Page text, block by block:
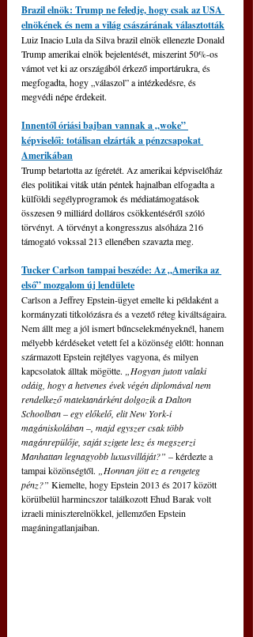
Brazil elnök: Trump ne feledje, hogy csak az USA
elnökének és nem a világ császárának választották
Luiz Inacio Lula da Silva brazil elnök ellenezte Donald
Trump amerikai elnök bejelentését, miszerint 50%-os
vámot vet ki az országából érkező importárukra, és
megfogadta, hogy „válaszol” a intézkedésre, és
megvédi népe érdekeit.
Innentől óriási bajban vannak a „woke”
képviselői: totálisan elzárták a pénzcsapokat
Amerikában
Trump betartotta az ígéretét. Az amerikai képviselőház
éles politikai viták után péntek hajnalban elfogadta a
külföldi segélyprogramok és médiatámogatások
összesen 9 milliárd dolláros csökkentéséről szóló
törvényt. A törvényt a kongresszus alsóháza 216
támogató vokssal 213 ellenében szavazta meg.
Tucker Carlson tampai beszéde: Az „Amerika az
első” mozgalom új lendülete
Carlson a Jeffrey Epstein-ügyet emelte ki példaként a
kormányzati titkolózásra és a vezető réteg kiváltságaira.
Nem állt meg a jól ismert bűncselekményeknél, hanem
mélyebb kérdéseket vetett fel a közönség előtt: honnan
származott Epstein rejtélyes vagyona, és milyen
kapcsolatok álltak mögötte. „Hogyan jutott valaki
odáig, hogy a hetvenes évek végén diplomával nem
rendelkező matektanárként dolgozik a Dalton
Schoolban – egy előkelő, elit New York-i
magániskolában –, majd egyszer csak több
magánrepülője, saját szigete lesz és megszerzi
Manhattan legnagyobb luxusvilláját?” – kérdezte a
tampai közönségtől. „Honnan jött ez a rengeteg
pénz?” Kiemelte, hogy Epstein 2013 és 2017 között
körülbelül harmincszor találkozott Ehud Barak volt
izraeli miniszterelnökkel, jellemzően Epstein
magáningatlanjaiban.